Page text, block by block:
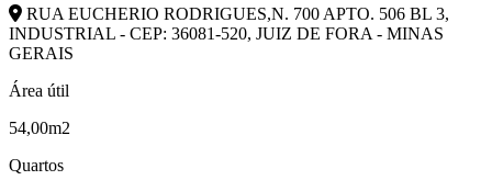
RUA EUCHERIO RODRIGUES,N. 700 APTO. 506 BL 3,
INDUSTRIAL - CEP: 36081-520, JUIZ DE FORA - MINAS
GERAIS
Área útil
54,00m2
Quartos